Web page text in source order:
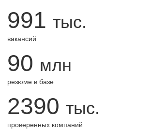
991 тыс.
вакансий
90 млн
резюме в базе
2390 тыс.
проверенных компаний